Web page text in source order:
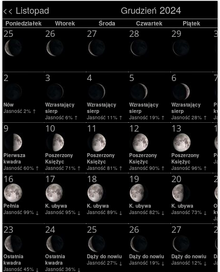
<< Listopad Grudzień 2024
Poniedziałek Wtorek Środa Czwartek Piątek
25 26 27 28 29
2
Nów
Jasność 2% ↑
3
Wzrastający
sierp
Jasność 6% ↑
4
Wzrastający
sierp
Jasność 11% ↑
5
Wzrastający
sierp
Jasność 19% ↑
6
Wzrastający
sierp
Jasność 28% ↑
7
9
Pierwsza
kwadra
Jasność 60% ↑
10
Poszerzony
Księżyc
Jasność 71% ↑
11
Poszerzony
Księżyc
Jasność 81% ↑
12
Poszerzony
Księżyc
Jasność 90% ↑
13
Poszerzony
Księżyc
Jasność 96% ↑
16
Pełnia
Jasność 99% ↓
17
K. ubywa
Jasność 95% ↓
18
K. ubywa
Jasność 89% ↓
19
K. ubywa
Jasność 82% ↓
20
K. ubywa
Jasność 73% ↓
23
Ostatnia
kwadra
Jasność 45% ↓
24
Ostatnia
kwadra
Jasność 36% ↓
25
Dąży do nowiu
Jasność 27% ↓
26
Dąży do nowiu
Jasność 19% ↓
27
Dąży do nowiu
Jasność 12% ↓